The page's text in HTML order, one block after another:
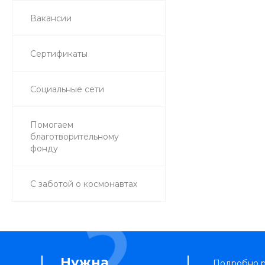
Вакансии
Сертификаты
Социальные сети
Помогаем
благотворительному
фонду
С заботой о космонавтах